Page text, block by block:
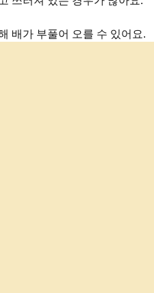
배가 부풀어 오를 수 있어요.